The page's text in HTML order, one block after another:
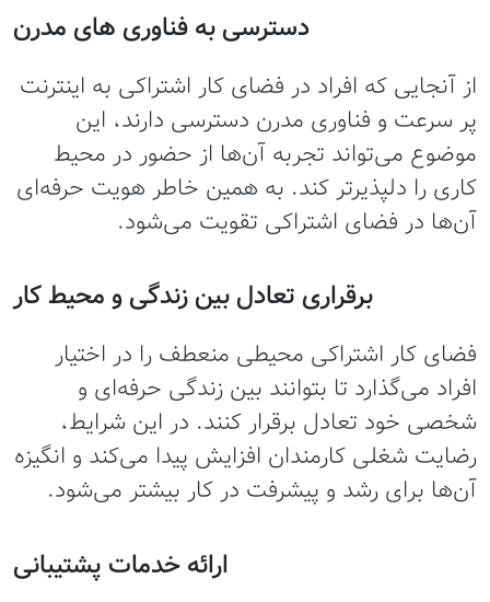
دسترسی به فناوری های مدرن
از آنجایی که افراد در فضای کار اشتراکی به اینترنت
پر سرعت و فناوری مدرن دسترسی دارند، این
موضوع می‌تواند تجربه‌ آن‌ها از حضور در محیط
کاری را دلپذیرتر کند. به همین خاطر هویت حرفه‌ای
آن‌ها در فضای اشتراکی تقویت می‌شود.
برقراری تعادل بین زندگی و محیط کار
فضای کار اشتراکی محیطی منعطف را در اختیار
افراد می‌گذارد تا بتوانند بین زندگی حرفه‌ای و
شخصی خود تعادل برقرار کنند. در این شرایط،‌
رضایت شغلی کارمندان افزایش پیدا می‌کند و انگیزه
آن‌ها برای رشد و پیشرفت در کار بیشتر می‌شود.
ارائه خدمات پشتیبانی